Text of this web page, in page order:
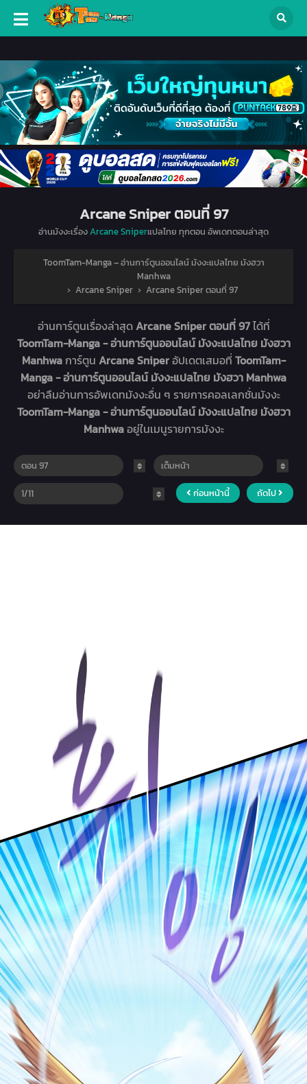
Arcane Sniper ตอนที่ 97
อ่านมังงะเรื่องArcane Sniperแปลไทย ทุกตอน อัพเดทตอนล่าสุด
ToomTam-Manga – อ่านการ์ตูนออนไลน์ มังงะแปลไทย มังฮวา
Manhwa
› Arcane Sniper › Arcane Sniper ตอนที่ 97
อ่านการ์ตูนเรื่องล่าสุดArcane Sniper ตอนที่ 97ได้ที่
ToomTam-Manga - อ่านการ์ตูนออนไลน์ มังงะแปลไทย มังฮวา
Manhwaการ์ตูน Arcane Sniperอัปเดตเสมอที่ ToomTam-
Manga - อ่านการ์ตูนออนไลน์ มังงะแปลไทย มังฮวา Manhwa
อย่าลืมอ่านการอัพเดทมังงะอื่น ๆ รายการคอลเลกชั่นมังงะ
ToomTam-Manga - อ่านการ์ตูนออนไลน์ มังงะแปลไทย มังฮวา
Manhwaอยู่ในเมนูรายการมังงะ
ก่อนหน้านี้ ถัดไป